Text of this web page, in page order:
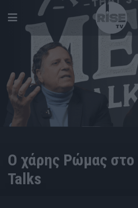
Ο χάρης Ρώμας στο
Talks